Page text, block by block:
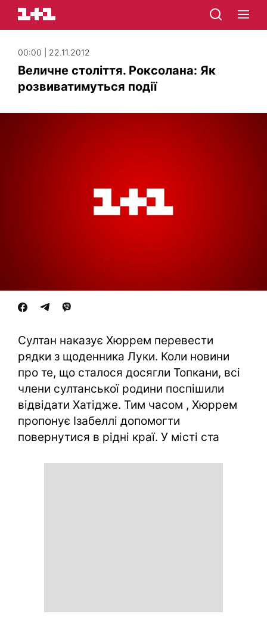
00:00 | 22.11.2012
Величне століття. Роксолана: Як
розвиватимуться події
Султан наказує Хюррем перевести
рядки з щоденника Луки. Коли новини
про те, що сталося досягли Топкани, всі
члени султанської родини поспішили
відвідати Хатідже. Тим часом , Хюррем
пропонує Ізабеллі допомогти
повернутися в рідні краї. У місті ста